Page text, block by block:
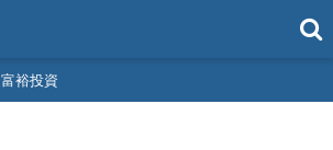
富裕投資